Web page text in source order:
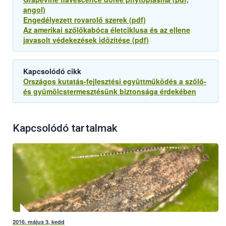
angol)
Engedélyezett rovarolő szerek (pdf)
Az amerikai szőlőkabóca életciklusa és az ellene
javasolt védekezések időzítése (pdf)
Kapcsolódó cikk
Országos kutatás-fejlesztési együttműködés a szőlő-
és gyümölcstermesztésünk biztonsága érdekében
Kapcsolódó tartalmak
2016. május 3, kedd